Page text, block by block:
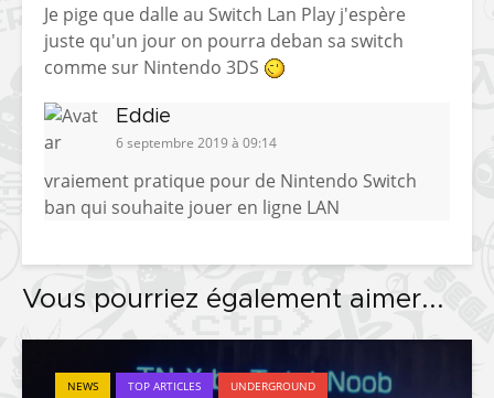
Je pige que dalle au Switch Lan Play j'espère
juste qu'un jour on pourra deban sa switch
comme sur Nintendo 3DS
Eddie
6 septembre 2019 à 09:14
vraiement pratique pour de Nintendo Switch
ban qui souhaite jouer en ligne LAN
Vous pourriez également aimer...
NEWS TOP ARTICLES UNDERGROUND